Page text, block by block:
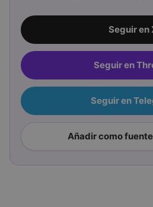
Seguir en
Seguir en
Seguir en
Añadir como